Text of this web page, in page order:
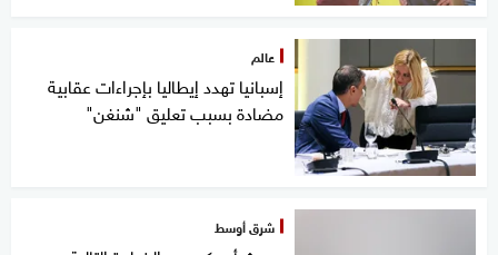
عالم
إسبانيا تهدد إيطاليا بإجراءات عقابية
مضادة بسبب تعليق "شنغن"
شرق أوسط